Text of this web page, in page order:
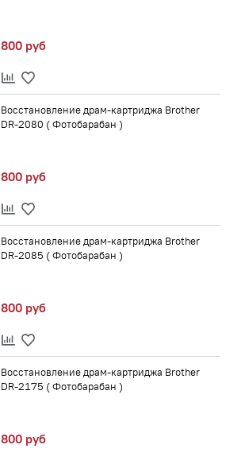
800 руб
Восстановление драм-картриджа Brother
DR-2080 ( Фотобарабан )
800 руб
Восстановление драм-картриджа Brother
DR-2085 ( Фотобарабан )
800 руб
Восстановление драм-картриджа Brother
DR-2175 ( Фотобарабан )
800 руб